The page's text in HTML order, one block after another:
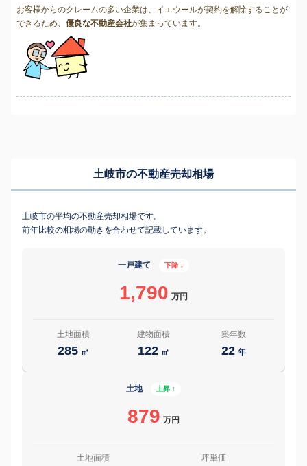
お客様からのクレームの多い企業は、イエウールが契約を解除することが
できるため、 優良な不動産会社が集まっています。
土岐市の不動産売却相場
土岐市の平均の不動産売却相場です。
前年比較の相場の動きを合わせて記載しています。
一戸建て 下降 ↓
1,790 万円
土地面積
285 ㎡
建物面積
122 ㎡
築年数
22 年
土地 上昇 ↑
879 万円
土地面積 坪単価